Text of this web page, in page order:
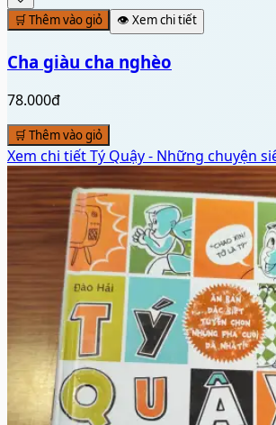
🛒 Thêm vào giỏ
👁️ Xem chi tiết
Cha giàu cha nghèo
78.000đ
🛒 Thêm vào giỏ
Xem chi tiếtTý Quậy - Những chuyện